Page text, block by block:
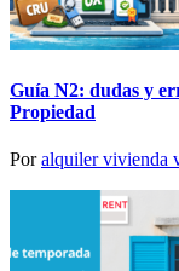
Guía N2: dudas y
Propiedad
Poralquiler vivienda